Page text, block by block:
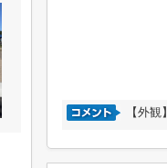
【外観】